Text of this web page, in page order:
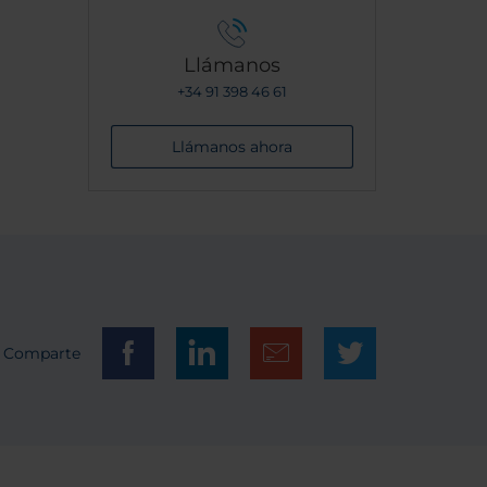
Llámanos
+34 91 398 46 61
Llámanos ahora
Comparte